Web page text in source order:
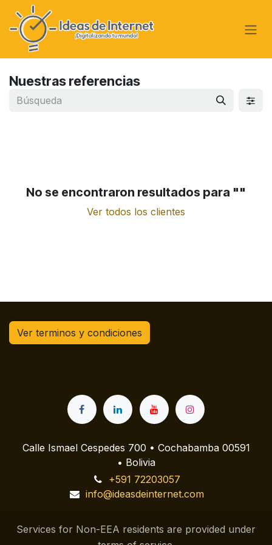
Ir al contenido
Nuestras referencias
No se encontraron resultados para ""
Ver todos los clientes
Ver terminos y condiciones
Calle Ismael Cespedes 700 • Cochabamba 00591
• Bolivia
+591 72203057
info@ideasdeinternet.com
Services for Non-EEA residents are provided under